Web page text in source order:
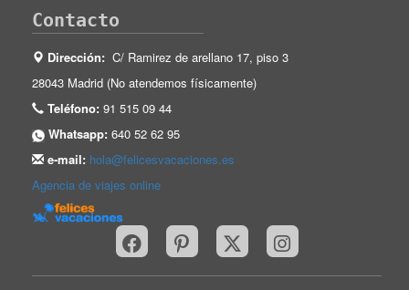
Contacto
Dirección: C/ Ramirez de arellano 17, piso 3
28043 Madrid (No atendemos físicamente)
Teléfono: 91 515 09 44
Whatsapp: 640 52 62 95
e-mail: hola@felicesvacaciones.es
Agencia de viajes online